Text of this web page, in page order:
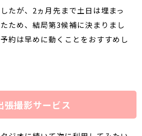
たが、2ヵ月先まで土日は埋まっ
ため、結局第3候補に決まりまし
約は早めに動くことをおすすめし
張撮影サービス